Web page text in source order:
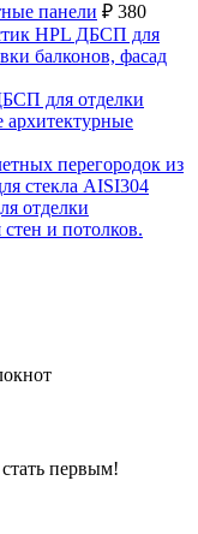
панели ₽ 380
HPL ДБСП для
балконов, фасад
для отделки
архитектурные
перегородок из
стекла AISI304
отделки
и потолков.
первым!